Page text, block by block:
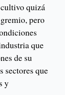
cultivo quizá
pero
que
de su
sectores que
y